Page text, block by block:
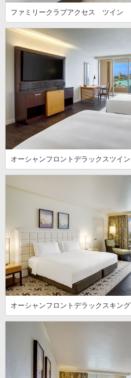
ファミリークラブアクセス ツイン
オーシャンフロントデラックスツイン
オーシャンフロントデラックスキング